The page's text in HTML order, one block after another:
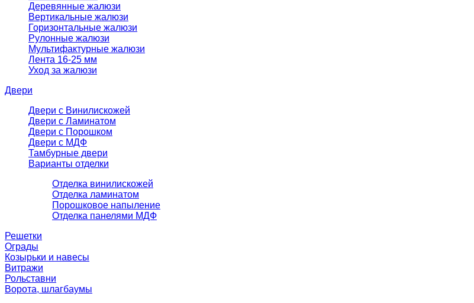
Деревянные жалюзи
Вертикальные жалюзи
Горизонтальные жалюзи
Рулонные жалюзи
Мультифактурные жалюзи
Лента 16-25 мм
Уход за жалюзи
Двери
Двери с Винилискожей
Двери с Ламинатом
Двери с Порошком
Двери с МДФ
Тамбурные двери
Варианты отделки
Отделка винилискожей
Отделка ламинатом
Порошковое напыление
Отделка панелями МДФ
Решетки
Ограды
Козырьки и навесы
Витражи
Рольставни
Ворота, шлагбаумы